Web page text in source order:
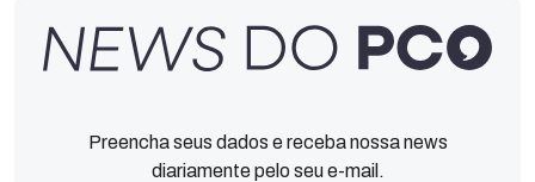
Preencha seus dados e receba nossa news
diariamente pelo seu e-mail.